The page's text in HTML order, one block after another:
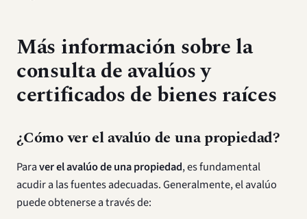
Más información sobre la
consulta de avalúos y
certificados de bienes raíces
¿Cómo ver el avalúo de una propiedad?
Paraver el avalúo de una propiedad, es fundamental
acudir a las fuentes adecuadas. Generalmente, el avalúo
puede obtenerse a través de: